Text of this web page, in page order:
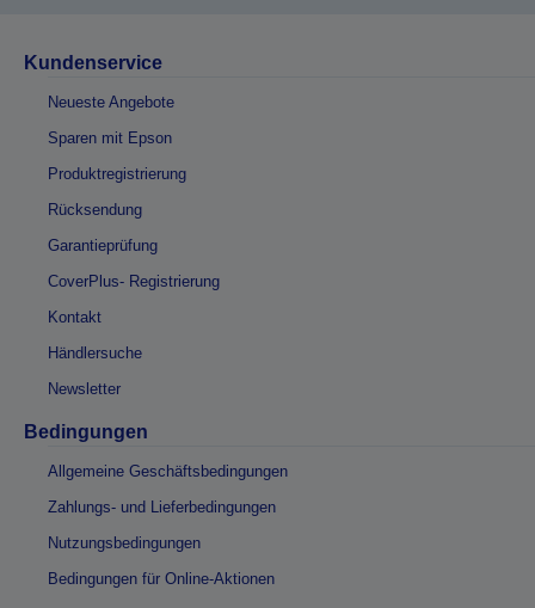
Kundenservice
Neueste Angebote
Sparen mit Epson
Produktregistrierung
Rücksendung
Garantieprüfung
CoverPlus- Registrierung
Kontakt
Händlersuche
Newsletter
Bedingungen
Allgemeine Geschäftsbedingungen
Zahlungs- und Lieferbedingungen
Nutzungsbedingungen
Bedingungen für Online-Aktionen